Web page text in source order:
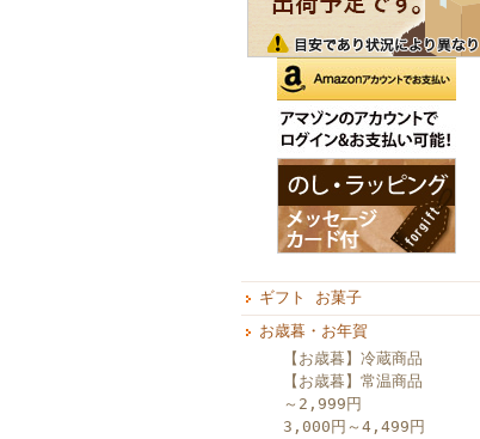
ギフト お菓子
お歳暮・お年賀
【お歳暮】冷蔵商品
【お歳暮】常温商品
～2,999円
3,000円～4,499円